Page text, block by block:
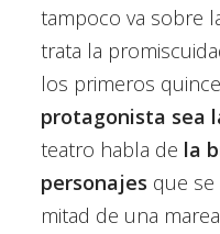
tampoco va sobre
trata la
los primeros
protagonista sea
teatro habla de la
personajes que
mitad de una